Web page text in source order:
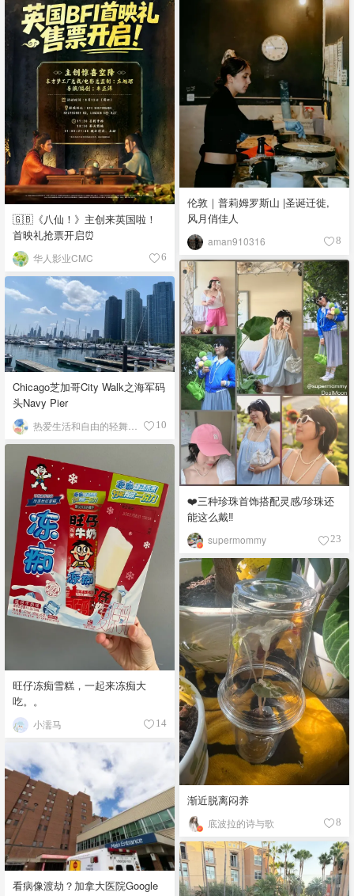
🇬🇧《八仙！》主创来英国啦！
首映礼抢票开启⏰
华人影业CMC 6
伦敦｜普莉姆罗斯山 |圣诞迁徙,
风月俏佳人
aman910316 8
❤️三种珍珠首饰搭配灵感/珍珠还
能这么戴‼️
supermommy 23
Chicago芝加哥City Walk之海军码
头Navy Pier
10
旺仔冻痴雪糕，一起来冻痴大
吃。。
小濡马 14
渐近脱离闷养
底波拉的诗与歌 8
看病像渡劫？加拿大医院Google